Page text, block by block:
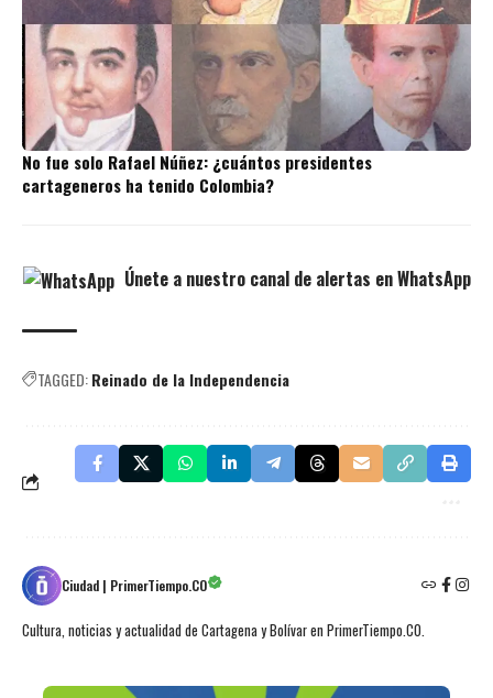
No fue solo Rafael Núñez: ¿cuántos presidentes
cartageneros ha tenido Colombia?
Únete a nuestro canal de alertas en WhatsApp
TAGGED:Reinado de la Independencia
Ciudad | PrimerTiempo.CO
Cultura, noticias y actualidad de Cartagena y Bolívar en PrimerTiempo.CO.